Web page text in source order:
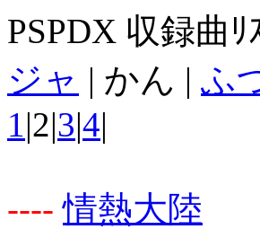
PSPDX 収録曲ﾘ
ジャ | かん | ふ
1|2|3|4|
---- 情熱大陸